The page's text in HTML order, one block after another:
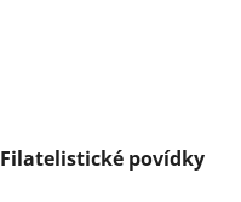
Filatelistické povídky